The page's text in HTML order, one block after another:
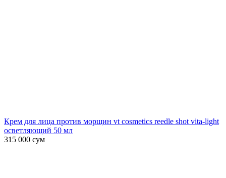
Крем для лица против морщин vt cosmetics reedle shot vita-light
осветляющий 50 мл
315 000 сум